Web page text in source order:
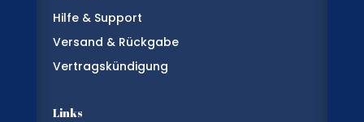
Hilfe & Support
Versand & Rückgabe
Vertragskündigung
Links